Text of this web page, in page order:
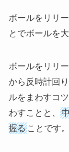
ボールをリリ
とでボールを
ボールをリリ
から反時計回
ルをまわすコ
わすことと、
握ることです。